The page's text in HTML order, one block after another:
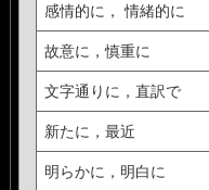
感情的に， 情緒的に
故意に，慎重に
文字通りに，直訳で
新たに，最近
明らかに，明白に